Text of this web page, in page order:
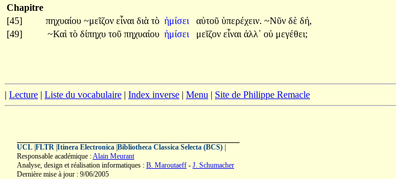
Chapitre
[45]
πηχυαίου ~μεῖζον εἶναι διὰ τὸ ἡμίσει αὐτοῦ ὑπερέχειν. ~Νῦν δὲ δή,
[49]
~Καὶ τὸ δίπηχυ τοῦ πηχυαίου ἡμίσει μεῖζον εἶναι ἀλλ᾽ οὐ μεγέθει;
| Lecture | Liste du vocabulaire | Index inverse | Menu | Site de Philippe Remacle
UCL FLTR Itinera Electronica Bibliotheca Classica Selecta (BCS)
Responsable académique :Alain Meurant
Analyse, design et réalisation informatiques : B. Maroutaeff - J. Schumacher
Dernière mise à jour : 9/06/2005